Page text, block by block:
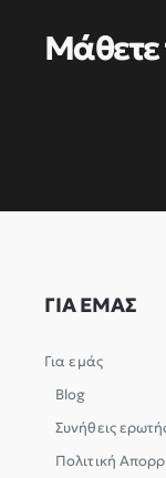
Μάθετε
ΓΙΑ ΕΜΑΣ
Για εμάς
Blog
Συνήθεις
Πολιτική